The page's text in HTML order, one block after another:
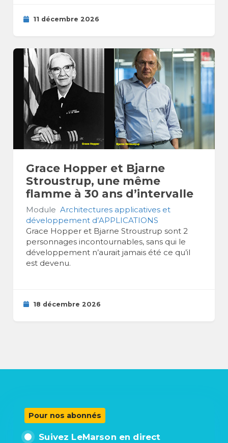
11 décembre 2026
Grace Hopper et Bjarne
Stroustrup, une même
flamme à 30 ans d’intervalle
Module Architectures applicatives et
développement d’APPLICATIONS
Grace Hopper et Bjarne Stroustrup sont 2
personnages incontournables, sans qui le
développement n’aurait jamais été ce qu’il
est devenu.
18 décembre 2026
Pour nos abonnés
Suivez LeMarson en direct